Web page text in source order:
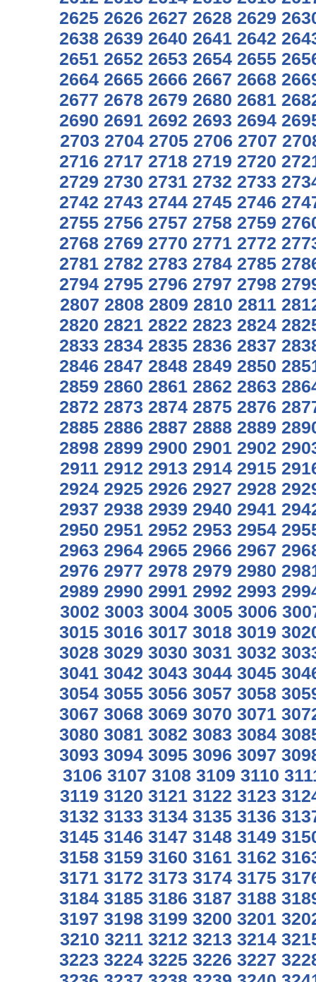
2625 2626 2627 2628 2629
2638 2639 2640 2641 2642
2651 2652 2653 2654 2655
2664 2665 2666 2667 2668
2677 2678 2679 2680 2681
2690 2691 2692 2693 2694
2703 2704 2705 2706 2707
2716 2717 2718 2719 2720
2729 2730 2731 2732 2733
2742 2743 2744 2745 2746
2755 2756 2757 2758 2759
2768 2769 2770 2771 2772
2781 2782 2783 2784 2785
2794 2795 2796 2797 2798
2807 2808 2809 2810 2811
2820 2821 2822 2823 2824
2833 2834 2835 2836 2837
2846 2847 2848 2849 2850
2859 2860 2861 2862 2863
2872 2873 2874 2875 2876
2885 2886 2887 2888 2889
2898 2899 2900 2901 2902
2911 2912 2913 2914 2915
2924 2925 2926 2927 2928
2937 2938 2939 2940 2941
2950 2951 2952 2953 2954
2963 2964 2965 2966 2967
2976 2977 2978 2979 2980
2989 2990 2991 2992 2993
3002 3003 3004 3005 3006
3015 3016 3017 3018 3019
3028 3029 3030 3031 3032
3041 3042 3043 3044 3045
3054 3055 3056 3057 3058
3067 3068 3069 3070 3071
3080 3081 3082 3083 3084
3093 3094 3095 3096 3097
3106 3107 3108 3109 3110
3119 3120 3121 3122 3123
3132 3133 3134 3135 3136
3145 3146 3147 3148 3149
3158 3159 3160 3161 3162
3171 3172 3173 3174 3175
3184 3185 3186 3187 3188
3197 3198 3199 3200 3201
3210 3211 3212 3213 3214
3223 3224 3225 3226 3227